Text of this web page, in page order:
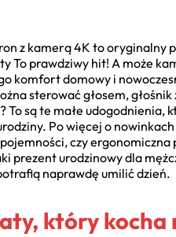
z kamerą 4K to oryginalny
To prawdziwy hit! A może
komfort domowy i
sterować głosem, głośnik
są te małe udogodnienia,
Po więcej o
czy ergonomiczna
prezent urodzinowy dla
naprawdę umilić dzień.
który